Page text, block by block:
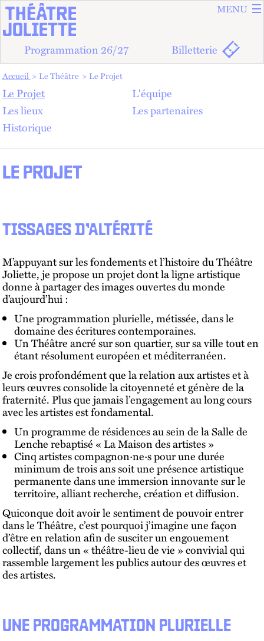
ALLER
ALLER
MENU
Programmation 26/27 Billetterie
Vous êtes dans :
Accueil Le Théâtre Le Projet
LE PROJET
TISSAGES D’ALTÉRITÉ
M’appuyant sur les fondements et l’histoire du Théâtre
Joliette, je propose un projet dont la ligne artistique
donne à partager des images ouvertes du monde
d’aujourd’hui :
Une programmation plurielle, métissée, dans le
domaine des écritures contemporaines.
Un Théâtre ancré sur son quartier, sur sa ville tout en
étant résolument européen et méditerranéen.
Je crois profondément que la relation aux artistes et à
leurs œuvres consolide la citoyenneté et génère de la
fraternité. Plus que jamais l’engagement au long cours
avec les artistes est fondamental.
Un programme de résidences au sein de la Salle de
Lenche rebaptisé « La Maison des artistes »
Cinq artistes compagnon·ne·s pour une durée
minimum de trois ans soit une présence artistique
permanente dans une immersion innovante sur le
territoire, alliant recherche, création et diffusion.
Quiconque doit avoir le sentiment de pouvoir entrer
dans le Théâtre, c’est pourquoi j’imagine une façon
d’être en relation afin de susciter un engouement
collectif, dans un « théâtre-lieu de vie » convivial qui
rassemble largement les publics autour des œuvres et
des artistes.
UNE PROGRAMMATION PLURIELLE
Le Projet
Les lieux
Historique
L'équipe
Les partenaires